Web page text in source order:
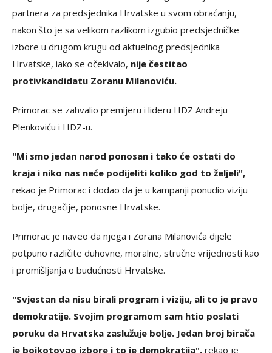
partnera za predsjednika Hrvatske u svom obraćanju,
nakon što je sa velikom razlikom izgubio predsjedničke
izbore u drugom krugu od aktuelnog predsjednika
Hrvatske, iako se očekivalo, nije čestitao
protivkandidatu Zoranu Milanoviću.
Primorac se zahvalio premijeru i lideru HDZ Andreju
Plenkoviću i HDZ-u.
"Mi smo jedan narod ponosan i tako će ostati do
kraja i niko nas neće podijeliti koliko god to željeli",
rekao je Primorac i dodao da je u kampanji ponudio viziju
bolje, drugačije, ponosne Hrvatske.
Primorac je naveo da njega i Zorana Milanovića dijele
potpuno različite duhovne, moralne, stručne vrijednosti kao
i promišljanja o budućnosti Hrvatske.
"Svjestan da nisu birali program i viziju, ali to je pravo
demokratije. Svojim programom sam htio poslati
poruku da Hrvatska zaslužuje bolje. Jedan broj birača
je bojkotovao izbore i to je demokratija", rekao je